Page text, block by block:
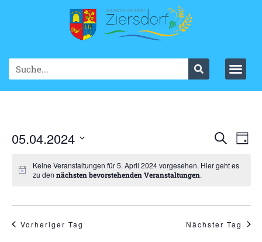
SucheTag
05.04.2024
wählen.Keine Veranstaltungen für 5. April 2024 vorgesehen. Hier geht es
zu den nächsten bevorstehenden Veranstaltungen.
Vorheriger Tag Nächster Tag